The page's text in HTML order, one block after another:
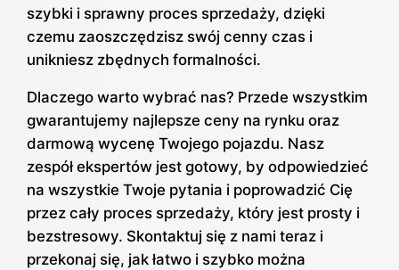
szybki i sprawny proces sprzedaży, dzięki
czemu zaoszczędzisz swój cenny czas i
unikniesz zbędnych formalności.
Dlaczego warto wybrać nas? Przede wszystkim
gwarantujemy najlepsze ceny na rynku oraz
darmową wycenę Twojego pojazdu. Nasz
zespół ekspertów jest gotowy, by odpowiedzieć
na wszystkie Twoje pytania i poprowadzić Cię
przez cały proces sprzedaży, który jest prosty i
bezstresowy. Skontaktuj się z nami teraz i
przekonaj się, jak łatwo i szybko można